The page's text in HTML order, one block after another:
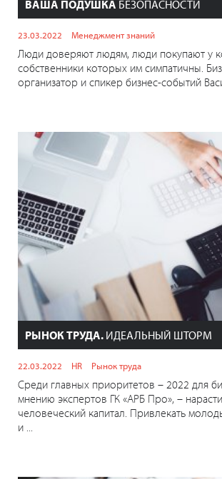
ВАША ПОДУШКА БЕЗОПАСНОСТИ
23.03.2022 Менеджмент знаний
Люди доверяют людям, люди покупают у
собственники которых им симпатичны.
организатор и спикер бизнес-событий
РЫНОК ТРУДА. ИДЕАЛЬНЫЙ ШТОРМ
22.03.2022 HR Рынок труда
Среди главных приоритетов – 2022 для
мнению экспертов ГК «АРБ Про», –
человеческий капитал. Привлекать
и ...